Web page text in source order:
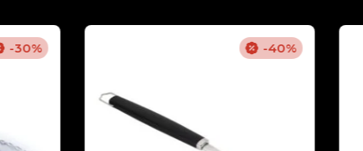
-30% -40%